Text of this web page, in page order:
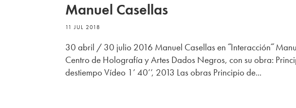
Manuel Casellas
11 JUL 2018
30 abril / 30 julio 2016 Manuel Casellas en ˝Interacción˝
Centro de Holografía y Artes Dados Negros, con su obra:
destiempo Vídeo 1’ 40’’, 2013 Las obras Principio de...